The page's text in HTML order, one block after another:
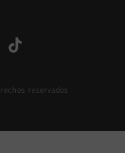
reservados